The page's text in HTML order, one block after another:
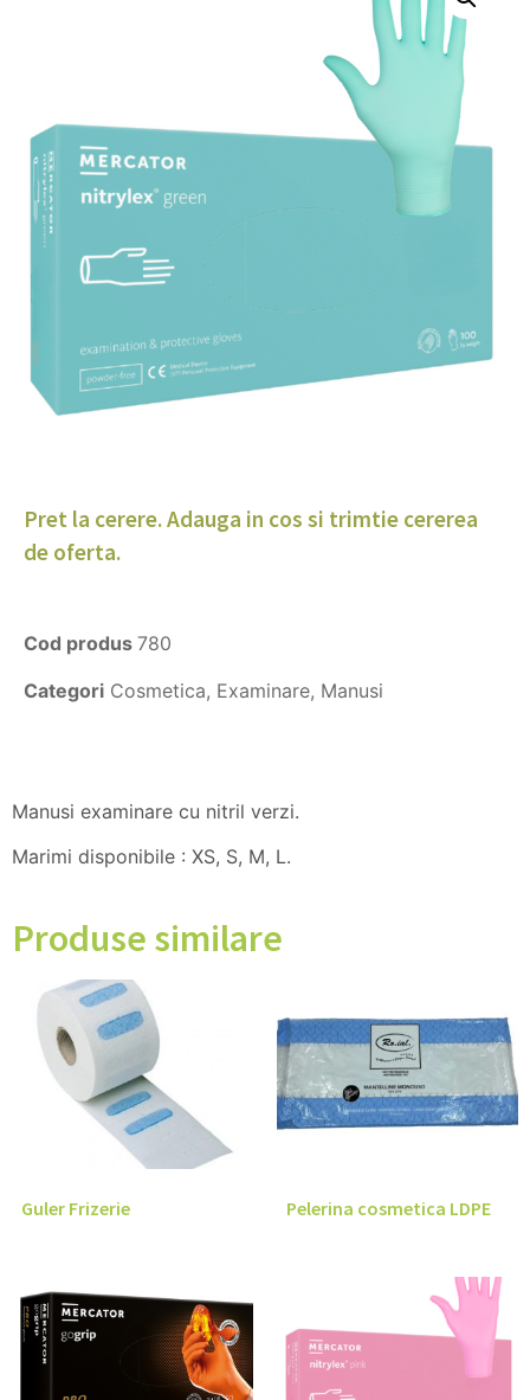
Pret la cerere. Adauga in cos si trimtie cererea
de oferta.
Cod produs 780
Categori Cosmetica, Examinare, Manusi
Manusi examinare cu nitril verzi.
Marimi disponibile : XS, S, M, L.
Produse similare
Guler Frizerie Pelerina cosmetica LDPE